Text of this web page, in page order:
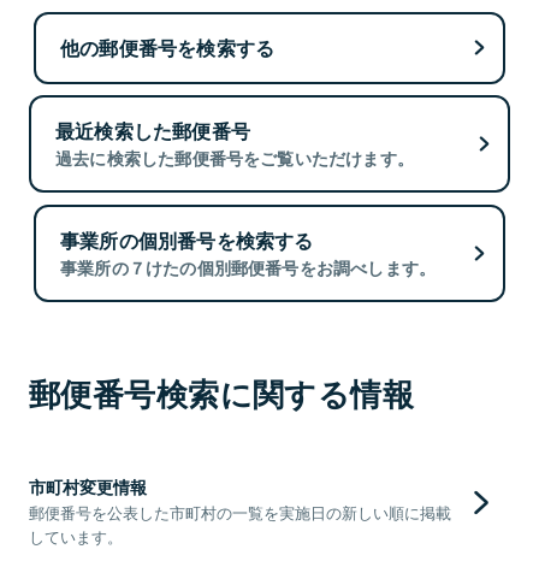
他の郵便番号を検索する
最近検索した郵便番号
過去に検索した郵便番号をご覧いただけます。
事業所の個別番号を検索する
事業所の７けたの個別郵便番号をお調べします。
郵便番号検索に関する情報
市町村変更情報
郵便番号を公表した市町村の一覧を実施日の新しい順に掲載
しています。